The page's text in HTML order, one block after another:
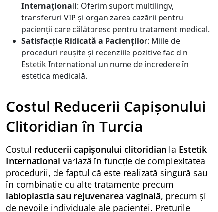
Internaționali: Oferim suport multilingv,
transferuri VIP și organizarea cazării pentru
pacienții care călătoresc pentru tratament medical.
Satisfacție Ridicată a Pacienților: Miile de
proceduri reușite și recenziile pozitive fac din
Estetik International un nume de încredere în
estetica medicală.
Costul Reducerii Capișonului
Clitoridian în Turcia
Costul reducerii capișonului clitoridian la Estetik
International variază în funcție de complexitatea
procedurii, de faptul că este realizată singură sau
în combinație cu alte tratamente precum
labioplastia sau rejuvenarea vaginală, precum și
de nevoile individuale ale pacientei. Prețurile